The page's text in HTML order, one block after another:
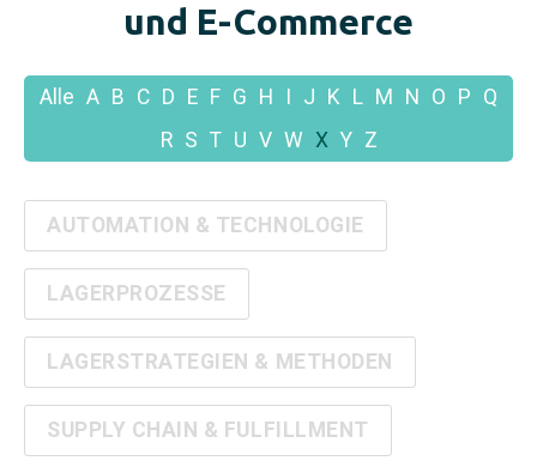
und E-Commerce
Alle A B C D E F G H J K L M N O P Q
R S T U V W X Y Z
AUTOMATION & TECHNOLOGIE
LAGERPROZESSE
LAGERSTRATEGIEN & METHODEN
SUPPLY CHAIN & FULFILLMENT